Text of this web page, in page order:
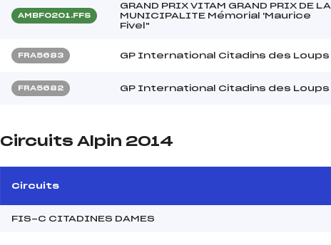
AMBF0201.FFS
GRAND PRIX VITAM GRAND PRIX DE LA
MUNICIPALITE Mémorial 'Maurice
Fivel"
FRA5683 GP International Citadins des Loups
FRA5682 GP International Citadins des Loups
Circuits Alpin 2014
Circuits
FIS-C CITADINES DAMES